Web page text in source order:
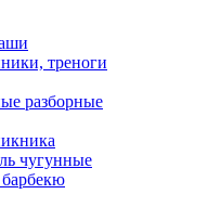
треноги
разборные
чугунные